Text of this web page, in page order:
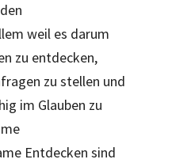
weil es darum
zu entdecken,
zu stellen und
im Glauben zu
Entdecken sind